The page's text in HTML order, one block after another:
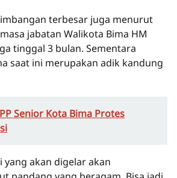
terbesar juga menurut
jabatan Walikota Bima HM
tinggal 3 bulan. Sementara
saat ini merupakan adik kandung
Senior Kota Bima Protes
yang akan digelar akan